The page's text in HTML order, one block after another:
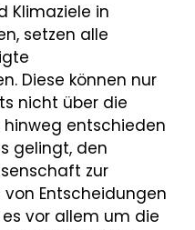
Klimaziele in
setzen alle
Diese können nur
nicht über die
hinweg entschieden
gelingt, den
zur
Entscheidungen
vor allem um die